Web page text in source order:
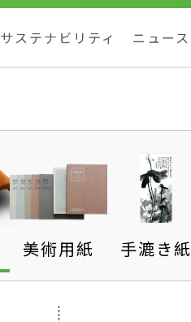
サステナビリティ ニュース
美術用紙 手漉き紙